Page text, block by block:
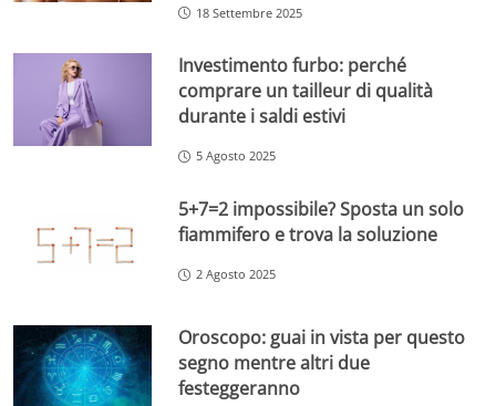
18 Settembre 2025
Investimento furbo: perché
comprare un tailleur di qualità
durante i saldi estivi
5 Agosto 2025
5+7=2 impossibile? Sposta un solo
fiammifero e trova la soluzione
2 Agosto 2025
Oroscopo: guai in vista per questo
segno mentre altri due
festeggeranno